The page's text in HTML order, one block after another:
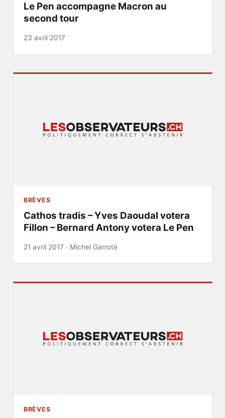
Le Pen accompagne Macron au
second tour
23 avril 2017
BRÈVES
Cathos tradis – Yves Daoudal votera
Fillon – Bernard Antony votera Le Pen
21 avril 2017 · Michel Garroté
BRÈVES